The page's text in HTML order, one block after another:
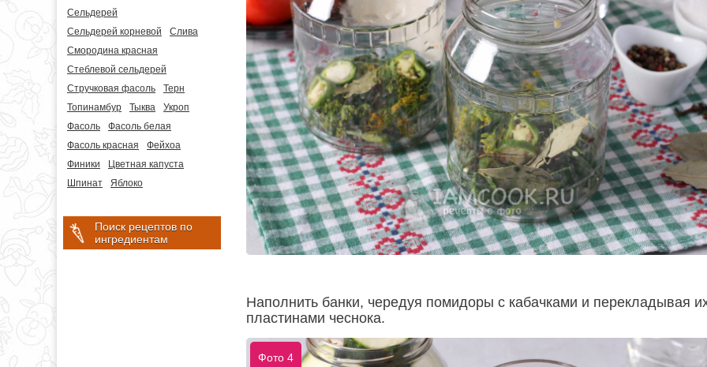
Сельдерей
Сельдерей корневой
Слива
Смородина красная
Стеблевой сельдерей
Стручковая фасоль
Терн
Топинамбур
Тыква
Укроп
Фасоль
Фасоль белая
Фасоль красная
Фейхоа
Финики
Цветная капуста
Шпинат
Яблоко
Поиск рецептов по
ингредиентам
Наполнить банки, чередуя помидоры с кабачками и перекладывая
пластинами чеснока.
Фото 4